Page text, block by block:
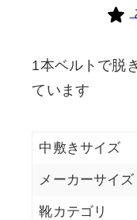
1本ベルトで脱
ています
中敷きサイズ
メーカーサイズ
靴カテゴリ